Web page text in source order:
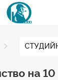
на 10